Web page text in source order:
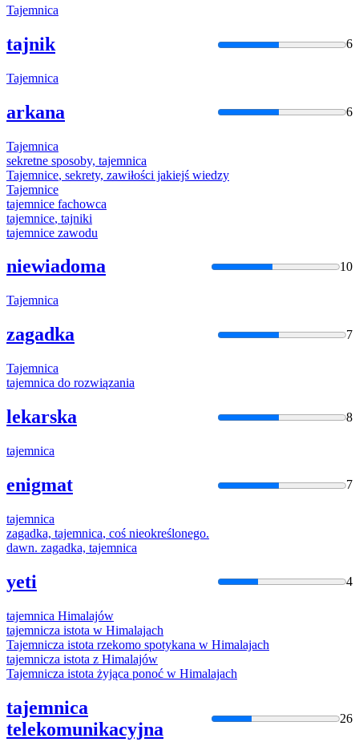
Tajemnica
tajnik 6
Tajemnica
arkana 6
Tajemnica
sekretne sposoby, tajemnica
Tajemnice, sekrety, zawiłości jakiejś wiedzy
Tajemnice
tajemnice fachowca
tajemnice, tajniki
tajemnice zawodu
niewiadoma 10
Tajemnica
zagadka 7
Tajemnica
tajemnica do rozwiązania
lekarska 8
tajemnica
enigmat 7
tajemnica
zagadka, tajemnica, coś nieokreślonego.
dawn. zagadka, tajemnica
yeti 4
tajemnica Himalajów
tajemnicza istota w Himalajach
Tajemnicza istota rzekomo spotykana w Himalajach
tajemnicza istota z Himalajów
Tajemnicza istota żyjąca ponoć w Himalajach
tajemnica
telekomunikacyjna
26